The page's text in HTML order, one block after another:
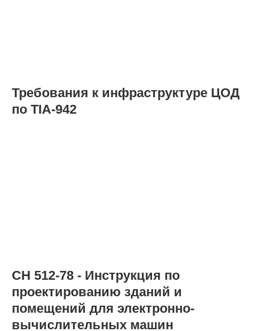
Требования к инфраструктуре ЦОД
по TIA-942
СН 512-78 - Инструкция по
проектированию зданий и
помещений для электронно-
вычислительных машин